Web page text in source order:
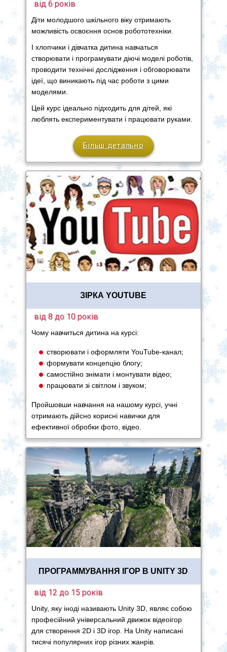
від 6 років
Діти молодшого шкільного віку отримають
можливість освоєння основ робототехніки.
І хлопчики і дівчатка дитина навчаться
створювати і програмувати діючі моделі роботів,
проводити технічні дослідження і обговорювати
ідеї, що виникають під час роботи з цими
моделями.
Цей курс ідеально підходить для дітей, які
люблять експериментувати і працювати руками.
Більш детально
ЗІРКА YOUTUBE
від 8 до 10 років
Чому навчиться дитина на курсі:
створювати і оформляти YouTube-канал;
формувати концепцію блогу;
самостійно знімати і монтувати відео;
працювати зі світлом і звуком;
Пройшовши навчання на нашому курсі, учні
отримають дійсно корисні навички для
ефективної обробки фото, відео.
ПРОГРАММУВАННЯ ІГОР В UNITY 3D
від 12 до 15 років
Unity, яку іноді називають Unity 3D, являє собою
професійний універсальний движок відеоігор
для створення 2D і 3D ігор. На Unity написані
тисячі популярних ігор різних жанрів.